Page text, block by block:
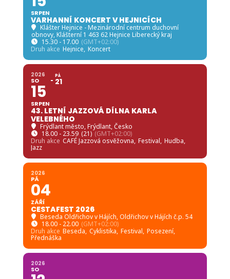
SRPEN
VARHANNÍ KONCERT V HEJNICÍCH
Klášter Hejnice - Mezinárodní centrum duchovní
obnovy, Klášterní 1 463 62 Hejnice Liberecký kraj
15.30 - 17.00 (GMT+02:00)
Druh akce Hejnice, Koncert
2026
SO
15
SRPEN
PÁ
21
43. LETNÍ JAZZOVÁ DÍLNA KARLA
VELEBNÉHO
Frýdlant město, Frýdlant, Česko
18.00 - 23.59 (21) (GMT+02:00)
Druh akce CAFÉ Jazzová osvěžovna, Festival, Hudba,
Jazz
2026
PÁ
04
ZÁŘÍ
CESTAFEST 2026
Beseda Oldřichov v Hájích, Oldřichov v Hájích č.p. 54
18.00 - 22.00 (GMT+02:00)
Druh akce Beseda, Cyklistika, Festival, Posezení,
Přednáška
2026
SO